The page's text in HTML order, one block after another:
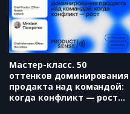
Мастер-класс. 50
оттенков доминирования
продакта над командой:
когда конфликт — рост